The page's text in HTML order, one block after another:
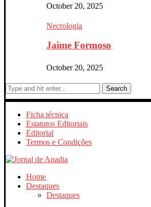
October 20, 2025
Necrologia
Jaime Formoso
October 20, 2025
Search
Ficha técnica
Estatutos Editoriais
Editorial
Termos e Condições
Home
Destaques
Destaques